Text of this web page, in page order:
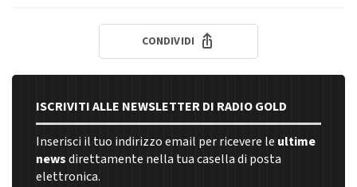
CONDIVIDI
ISCRIVITI ALLE NEWSLETTER DI RADIO GOLD
Inserisci il tuo indirizzo email per ricevere le ultime
newsdirettamente nella tua casella di posta
elettronica.